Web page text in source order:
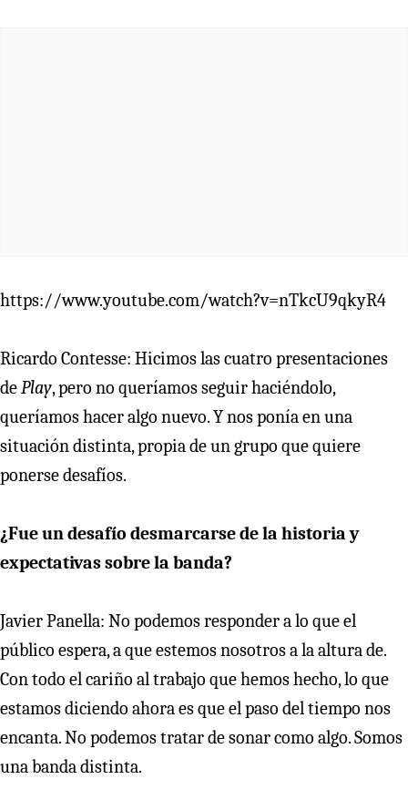
https://www.youtube.com/watch?v=nTkcU9qkyR4
Ricardo Contesse: Hicimos las cuatro presentaciones
dePlay, pero no queríamos seguir haciéndolo,
queríamos hacer algo nuevo. Y nos ponía en una
situación distinta, propia de un grupo que quiere
ponerse desafíos.
¿Fue un desafío desmarcarse de la historia y
expectativas sobre la banda?
Javier Panella: No podemos responder a lo que el
público espera, a que estemos nosotros a la altura de.
Con todo el cariño al trabajo que hemos hecho, lo que
estamos diciendo ahora es que el paso del tiempo nos
encanta. No podemos tratar de sonar como algo. Somos
una banda distinta.